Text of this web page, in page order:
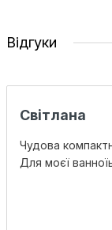
Відгуки
Світлана
Чудова
Для моєї